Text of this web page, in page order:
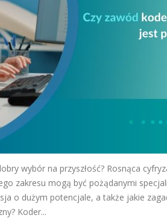
wybór na przyszłość? Rosnąca
zakresu mogą być pożądanymi
o dużym potencjale, a także jakie
Koder...